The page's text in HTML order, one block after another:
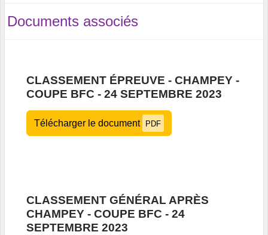
Documents associés
CLASSEMENT ÉPREUVE - CHAMPEY -
COUPE BFC - 24 SEPTEMBRE 2023
Télécharger le document PDF
CLASSEMENT GÉNÉRAL APRÈS
CHAMPEY - COUPE BFC - 24
SEPTEMBRE 2023